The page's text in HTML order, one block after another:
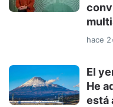
hace
El
He
está